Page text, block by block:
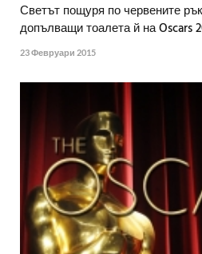
Светът пощуря по червените
допълващи тоалета й на Oscars
23 Февруари 2015